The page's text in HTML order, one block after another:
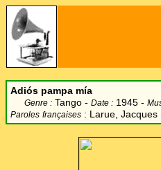
Adiós pampa mía
Genre : Tango - Date : 1945 -
Paroles françaises : Larue, Jacques